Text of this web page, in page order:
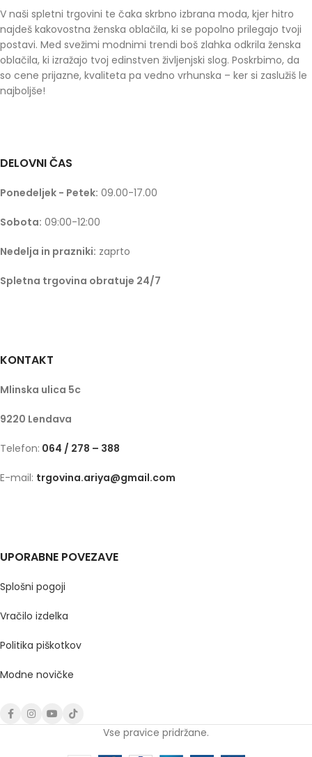
V naši spletni trgovini te čaka skrbno izbrana moda, kjer hitro
najdeš kakovostna ženska oblačila, ki se popolno prilegajo tvoji
postavi. Med svežimi modnimi trendi boš zlahka odkrila ženska
oblačila, ki izražajo tvoj edinstven življenjski slog. Poskrbimo, da
so cene prijazne, kvaliteta pa vedno vrhunska – ker si zaslužiš le
najboljše!
DELOVNI ČAS
Ponedeljek - Petek: 09.00-17.00
Sobota: 09:00-12:00
Nedelja in prazniki: zaprto
Spletna trgovina obratuje 24/7
KONTAKT
Mlinska ulica 5c
9220 Lendava
Telefon: 064 / 278 – 388
E-mail: trgovina.ariya@gmail.com
UPORABNE POVEZAVE
Splošni pogoji
Vračilo izdelka
Politika piškotkov
Modne novičke
Vse pravice pridržane.